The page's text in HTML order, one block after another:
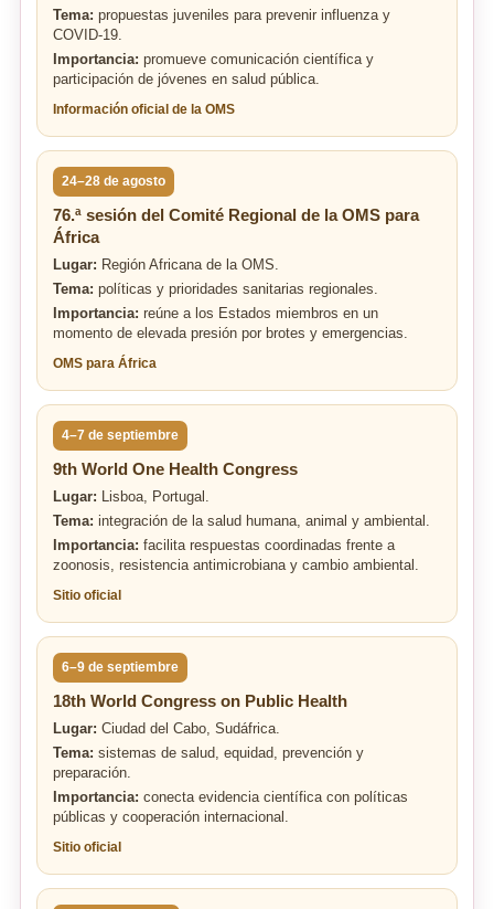
Tema: propuestas juveniles para prevenir influenza y
COVID-19.
Importancia: promueve comunicación científica y
participación de jóvenes en salud pública.
Información oficial de la OMS
24–28 de agosto
76.ª sesión del Comité Regional de la OMS para
África
Lugar: Región Africana de la OMS.
Tema: políticas y prioridades sanitarias regionales.
Importancia: reúne a los Estados miembros en un
momento de elevada presión por brotes y emergencias.
OMS para África
4–7 de septiembre
9th World One Health Congress
Lugar: Lisboa, Portugal.
Tema: integración de la salud humana, animal y ambiental.
Importancia: facilita respuestas coordinadas frente a
zoonosis, resistencia antimicrobiana y cambio ambiental.
Sitio oficial
6–9 de septiembre
18th World Congress on Public Health
Lugar: Ciudad del Cabo, Sudáfrica.
Tema: sistemas de salud, equidad, prevención y
preparación.
Importancia: conecta evidencia científica con políticas
públicas y cooperación internacional.
Sitio oficial